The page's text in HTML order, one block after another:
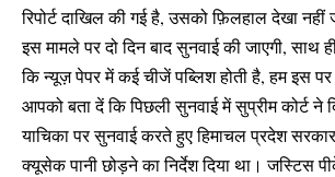
रिपोर्ट दाखिल की गई है, उसको फ़िलहाल देखा
इस मामले पर दो दिन बाद सुनवाई की जाएगी, साथ
कि न्यूज़ पेपर में कई चीजें पब्लिश होती है, हम इस पर
आपको बता दें कि पिछली सुनवाई में सुप्रीम कोर्ट ने
याचिका पर सुनवाई करते हुए हिमाचल प्रदेश
क्यूसेक पानी छोड़ने का निर्देश दिया था। जस्टिस